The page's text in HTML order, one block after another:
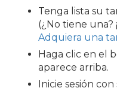
Tenga lista su
(¿No tiene una?
Adquiera una
Haga clic en el
aparece arriba.
Inicie sesión